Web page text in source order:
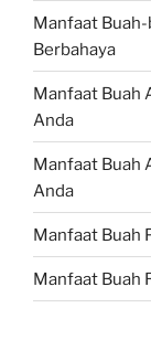
Manfaat
Berbahaya
Manfaat Buah
Anda
Manfaat Buah
Anda
Manfaat Buah
Manfaat Buah